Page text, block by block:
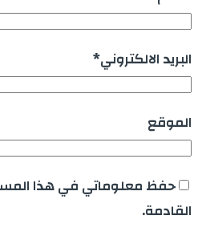
البريد الالكتروني*
الموقع
حفظ معلوماتي في هذا
القادمة.